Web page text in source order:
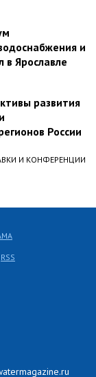
и
в Ярославле
развития
России
И КОНФЕРЕНЦИИ
RSS